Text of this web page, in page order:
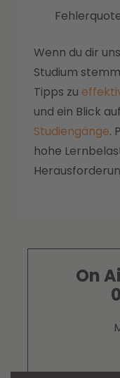
Wenn du dir
Studium
Tipps zu
und ein Blick auf
Studiengänge.
hohe
On